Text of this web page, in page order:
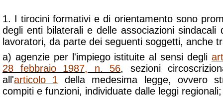
1. I tirocini formativi e di orientamento sono
degli enti bilaterali e delle associazioni
lavoratori, da parte dei seguenti soggetti, anche
a) agenzie per l'impiego istituite al sensi degli
28 febbraio 1987, n. 56, sezioni
all'articolo 1 della medesima legge, ovvero
compiti e funzioni, individuate dalle leggi regionali;